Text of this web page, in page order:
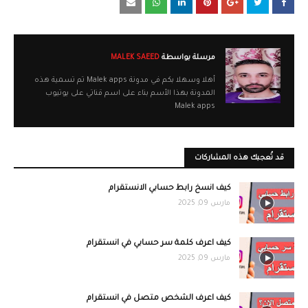
مرسلة بواسطة
أهلا وسهلا بكم في مدونة Malek apps تم تسمية هذه
المدونة بهذا الأسم بناء على اسم قناتي على يوتيوب
Malek apps
قد تُعجبك هذه المشاركات
كيف انسخ رابط حسابي الانستقرام
مارس 09, 2025
كيف اعرف كلمة سر حسابي في انستقرام
مارس 09, 2025
كيف اعرف الشخص متصل في انستقرام